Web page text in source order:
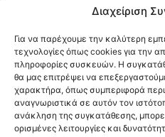
Διαχείριση
Για να παρέχουμε την καλύτερη
τεχνολογίες όπως cookies για την
πληροφορίες συσκευών. Η
θα μας επιτρέψει να
χαρακτήρα, όπως συμπεριφορά
αναγνωριστικά σε αυτόν τον
ανάκληση της συγκατάθεσης,
ορισμένες λειτουργίες και
Επικοινωνία: